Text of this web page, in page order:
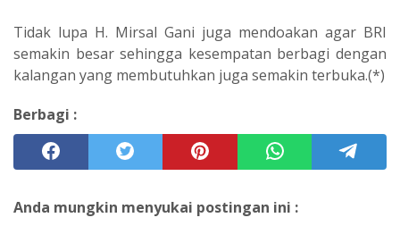
Tidak lupa H. Mirsal Gani juga mendoakan agar BRI
semakin besar sehingga kesempatan berbagi dengan
kalangan yang membutuhkan juga semakin terbuka.(*)
Berbagi :
Anda mungkin menyukai postingan ini :